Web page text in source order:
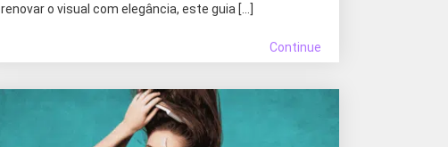
renovar o visual com elegância, este guia […]
Continue